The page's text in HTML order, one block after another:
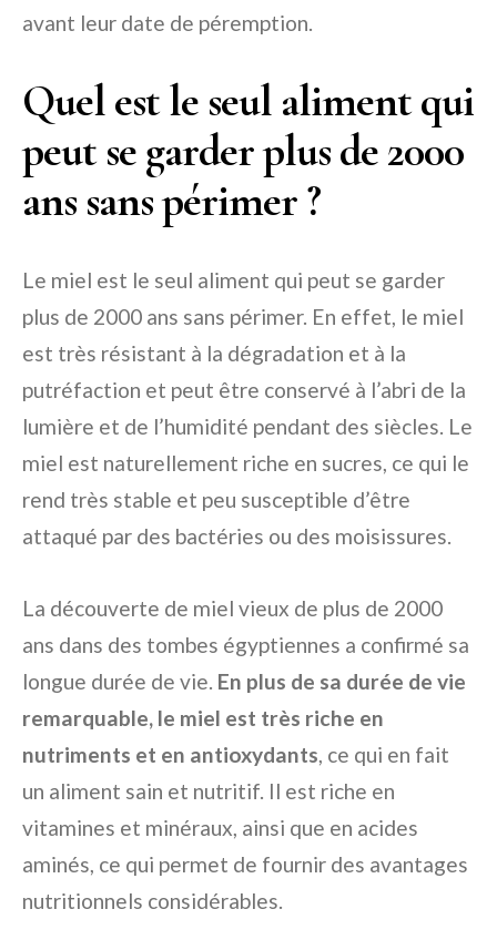
avant leur date de péremption.
Quel est le seul aliment qui
peut se garder plus de 2000
ans sans périmer ?
Le miel est le seul aliment qui peut se garder
plus de 2000 ans sans périmer. En effet, le miel
est très résistant à la dégradation et à la
putréfaction et peut être conservé à l’abri de la
lumière et de l’humidité pendant des siècles. Le
miel est naturellement riche en sucres, ce qui le
rend très stable et peu susceptible d’être
attaqué par des bactéries ou des moisissures.
La découverte de miel vieux de plus de 2000
ans dans des tombes égyptiennes a confirmé sa
longue durée de vie. En plus de sa durée de vie
remarquable, le miel est très riche en
nutriments et en antioxydants, ce qui en fait
un aliment sain et nutritif. Il est riche en
vitamines et minéraux, ainsi que en acides
aminés, ce qui permet de fournir des avantages
nutritionnels considérables.